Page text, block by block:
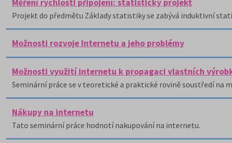
Měření rychlosti připojení: statistický projekt
Projekt do předmětu Základy statistiky se zabývá induktivní
Možnosti rozvoje Internetu a jeho problémy
Možnosti využití internetu k propagaci vlastních
Seminární práce se v teoretické a praktické rovině soustředí
Nákupy na internetu
Tato seminární práce hodnotí nakupování na internetu.